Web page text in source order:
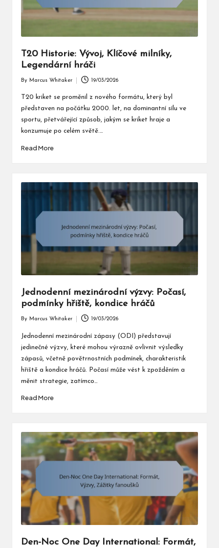
T20 Historie: Vývoj, Klíčové milníky,
Legendární hráči
by
By Marcus Whitaker 19/03/2026
T20 kriket se proměnil z nového formátu, který byl
představen na počátku 2000. let, na dominantní sílu ve
sportu, přetvářející způsob, jakým se kriket hraje a
konzumuje po celém světě.…
Read More
Jednodenní mezinárodní výzvy: Počasí,
podmínky hřiště, kondice hráčů
by
By Marcus Whitaker 19/03/2026
Jednodenní mezinárodní zápasy (ODI) představují
jedinečné výzvy, které mohou výrazně ovlivnit výsledky
zápasů, včetně povětrnostních podmínek, charakteristik
hřiště a kondice hráčů. Počasí může vést k zpožděním a
měnit strategie, zatímco…
Read More
Den-Noc One Day International: Formát,